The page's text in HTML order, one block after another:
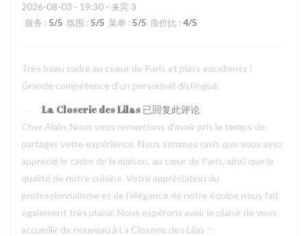
2026-08-03 - 19:30 - 来宾 3
服务 : 5/5 氛围 : 5/5 菜单 : 5/5 质价比 : 4/5
Très beau cadre au coeur de Paris et plats excellents !
Grande compétence d'un personnel distingué.
La Closerie des Lilas 已回复此评论
Cher Alain, Nous vous remercions d’avoir pris le temps de
partager votre expérience. Nous sommes ravis que vous ayez
apprécié le cadre de la maison, au cœur de Paris, ainsi que la
qualité de notre cuisine. Votre appréciation du
professionnalisme et de l’élégance de notre équipe nous fait
également très plaisir. Nous espérons avoir le plaisir de vous
accueillir de nouveau à La Closerie des Lilas ✨